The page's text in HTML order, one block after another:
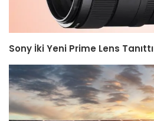
Sony İki Yeni Prime Lens Tanıttı